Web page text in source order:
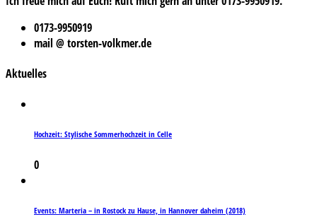
0173-9950919
mail @ torsten-volkmer.de
Aktuelles
Hochzeit: Stylische Sommerhochzeit in Celle
0
Events: Marteria – in Rostock zu Hause, in Hannover daheim (2018)